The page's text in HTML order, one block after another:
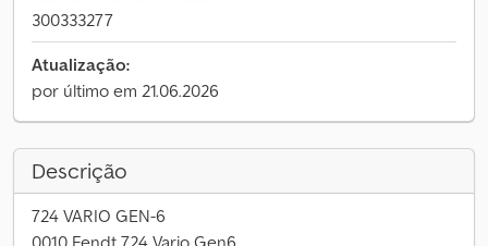
300333277
Atualização:
por último em 21.06.2026
Descrição
724 VARIO GEN-6
0010 Fendt 724 Vario Gen6